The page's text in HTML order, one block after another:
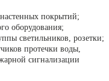
покрытий;
оборудования;
светильников, розетки;
протечки воды,
сигнализации